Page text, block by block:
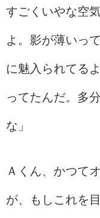
すごくいやな空
よ。影が薄いっ
に魅入られてる
ってたんだ。多
な」
Ａくん、かつて
が、もしこれを